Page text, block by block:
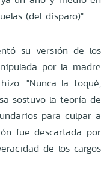
(del disparo)".
su versión de los
por la madre
"Nunca la toqué,
sostuvo la teoría de
para culpar a
fue descartada por
de los cargos